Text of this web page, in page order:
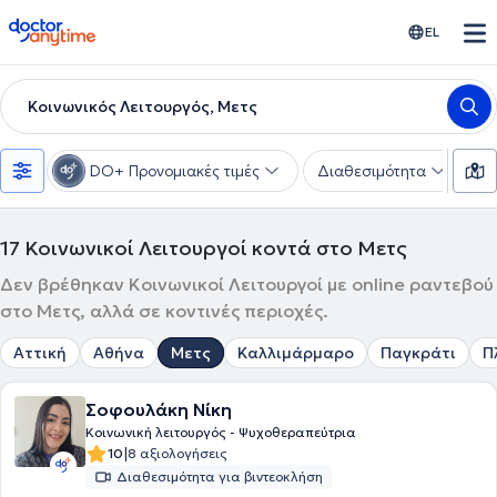
doctoranytime EL
Κοινωνικός Λειτουργός, Μετς
DO+ Προνομιακές τιμές Διαθεσιμότητα
17 Κοινωνικοί Λειτουργοί κοντά στο Μετς
Δεν βρέθηκαν Κοινωνικοί Λειτουργοί με online ραντεβού
στο Μετς, αλλά σε κοντινές περιοχές.
Αττική Αθήνα Μετς Καλλιμάρμαρο Παγκράτι
Σοφουλάκη Νίκη
Κοινωνική λειτουργός - Ψυχοθεραπεύτρια
10|8 αξιολογήσεις
Διαθεσιμότητα για βιντεοκλήση